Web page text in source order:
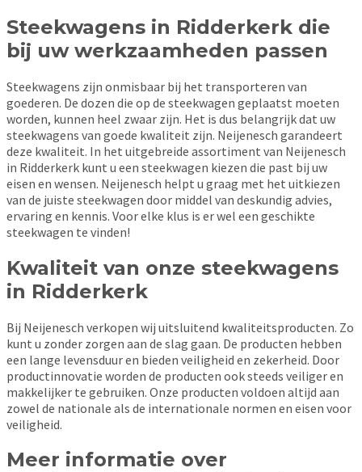
Steekwagens in Ridderkerk die
bij uw werkzaamheden passen
Steekwagens zijn onmisbaar bij het transporteren van
goederen. De dozen die op de steekwagen geplaatst moeten
worden, kunnen heel zwaar zijn. Het is dus belangrijk dat uw
steekwagens van goede kwaliteit zijn. Neijenesch garandeert
deze kwaliteit. In het uitgebreide assortiment van Neijenesch
in Ridderkerk kunt u een steekwagen kiezen die past bij uw
eisen en wensen. Neijenesch helpt u graag met het uitkiezen
van de juiste steekwagen door middel van deskundig advies,
ervaring en kennis. Voor elke klus is er wel een geschikte
steekwagen te vinden!
Kwaliteit van onze steekwagens
in Ridderkerk
Bij Neijenesch verkopen wij uitsluitend kwaliteitsproducten. Zo
kunt u zonder zorgen aan de slag gaan. De producten hebben
een lange levensduur en bieden veiligheid en zekerheid. Door
productinnovatie worden de producten ook steeds veiliger en
makkelijker te gebruiken. Onze producten voldoen altijd aan
zowel de nationale als de internationale normen en eisen voor
veiligheid.
Meer informatie over